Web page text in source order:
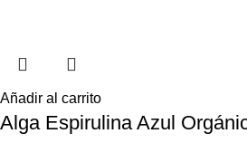
Añadir al carrito
Alga Espirulina Azul